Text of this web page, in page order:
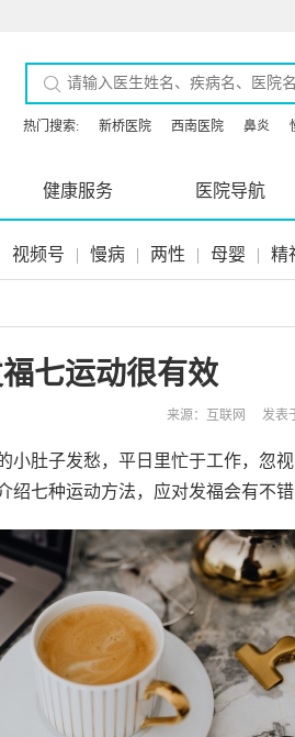
热门搜索: 新桥医院 西南医院 鼻炎
健康服务 医院导航
视频号 | 慢病 | 两性 | 母婴 | 精
七运动很有效
来源：互联网 发表
小肚子发愁，平日里忙于工作，忽
七种运动方法，应对发福会有不错